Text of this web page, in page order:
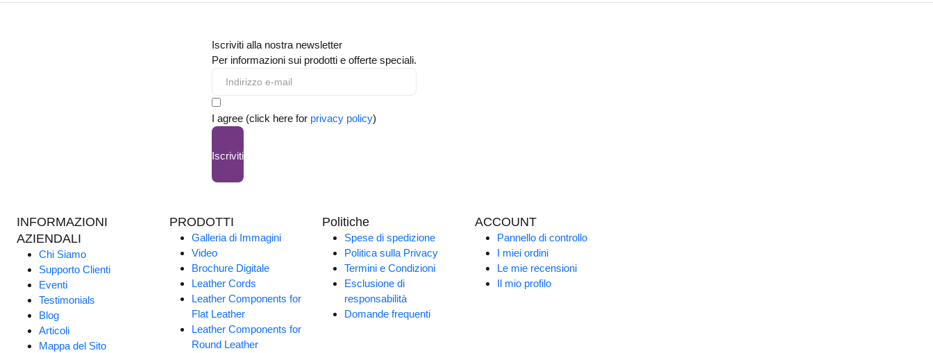
Iscriviti alla nostra newsletter
Per informazioni sui prodotti e offerte speciali.
I agree (click here for privacy policy)
Iscriviti
INFORMAZIONI
AZIENDALI
Chi Siamo
Supporto Clienti
Eventi
Testimonials
Blog
Articoli
Mappa del Sito
PRODOTTI
Galleria di Immagini
Video
Brochure Digitale
Leather Cords
Leather Components for
Flat Leather
Leather Components for
Round Leather
Politiche
Spese di spedizione
Politica sulla Privacy
Termini e Condizioni
Esclusione di
responsabilità
Domande frequenti
ACCOUNT
Pannello di controllo
I miei ordini
Le mie recensioni
Il mio profilo